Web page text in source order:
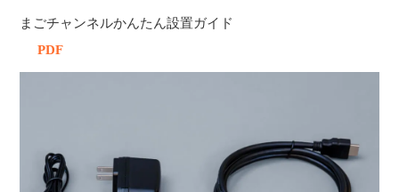
まごチャンネルかんたん設置ガイド
PDF